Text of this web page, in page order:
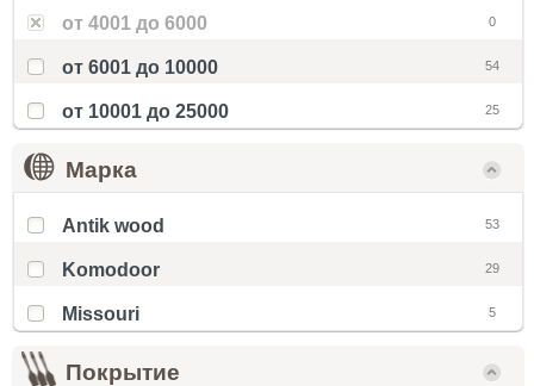
от 4001 до 6000 0
от 6001 до 10000 54
от 10001 до 25000 25
Марка
Antik wood 53
Komodoor 29
Missouri 5
Покрытие